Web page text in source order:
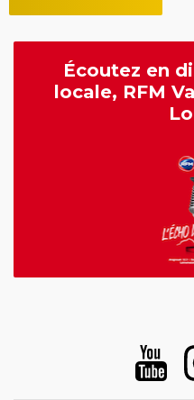
Écoutez en
locale, RFM